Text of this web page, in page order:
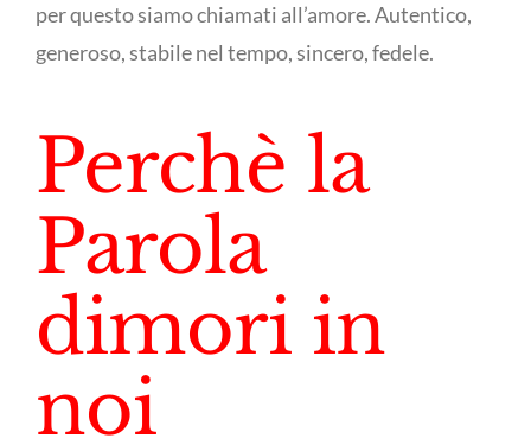
per questo siamo chiamati all’amore. Autentico,
generoso, stabile nel tempo, sincero, fedele.
Perchè la
Parola
dimori in
noi